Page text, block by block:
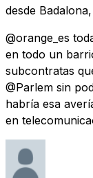
desde
@orange_es
en todo un
subcontratas
@Parlem sin
habría esa
en